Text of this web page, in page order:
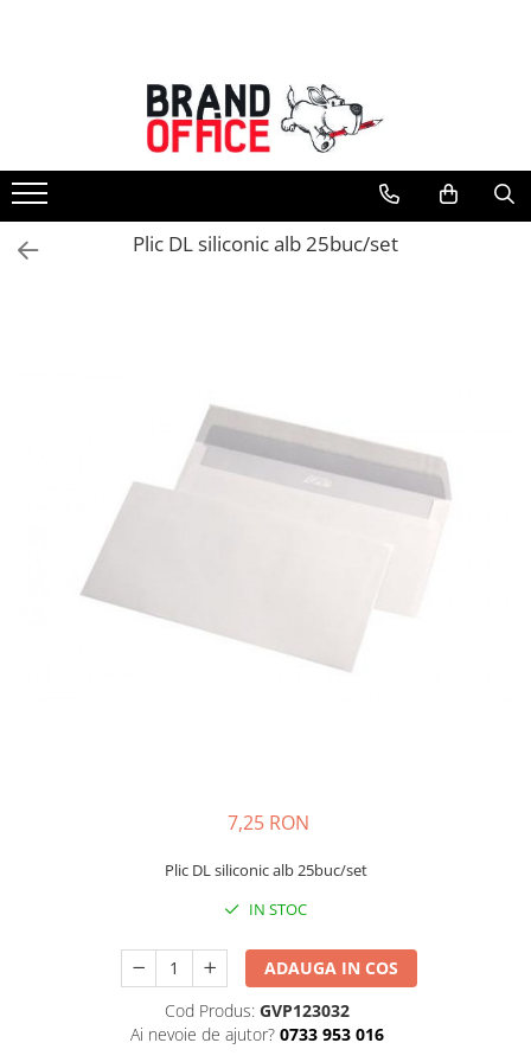
Unitate Protejata - PRODUCTIE
Hartie copiator si produse
tipografice
Produse consumabile din hartie
Detergenti si dezinfectanti
Organizatoare business
Hartie si articole din hartie
Bibliorafturi, caiete mecanice,
separatoare
Capsatoare, capse si perforatoare
Caiete si blocnotesuri
Seturi de scris Premium
Instrumente de scris eco
Creioane mecanice si grafit
Plic DL siliconic alb 25buc/set
7,25 RON
Plic DL siliconic alb 25buc/set
IN STOC
ADAUGA IN COS
Cod Produs: GVP123032
Ai nevoie de ajutor? 0733 953 016